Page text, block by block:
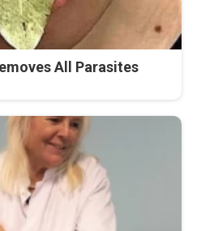
All Parasites